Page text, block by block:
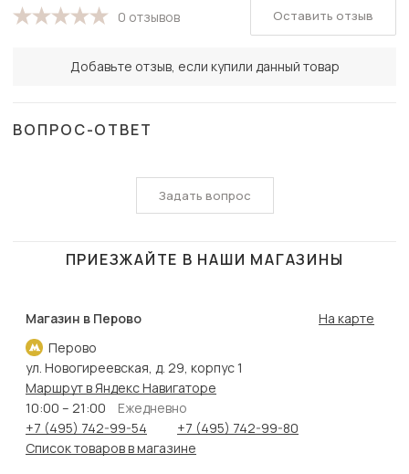
0 отзывов
Добавьте отзыв, если купили данный товар
Оставить отзыв
ВОПРОС-ОТВЕТ
Задать вопрос
ПРИЕЗЖАЙТЕ В НАШИ МАГАЗИНЫ
Магазин в Перово
Перово
На карте
ул. Новогиреевская, д. 29, корпус 1
Маршрут в Яндекс Навигаторе
10:00 – 21:00
Ежедневно
+7 (495) 742-99-54
+7 (495) 742-99-80
Список товаров в магазине